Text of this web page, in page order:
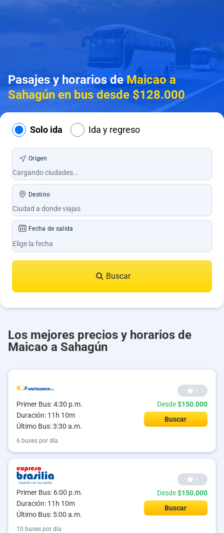
Pasajes y horarios deMaicao a
Sahagún en bus desde $128.000
Solo ida Ida y regreso
Origen
Destino
Fecha de salida
Buscar
Los mejores precios y horarios de
Maicao a Sahagún
Primer Bus: 4:30 p.m.
Duración: 11h 10m
Último Bus: 3:30 a.m.
--
Desde$150.000
Buscar
6 buses por día
Primer Bus: 6:00 p.m.
Duración: 11h 10m
Último Bus: 5:00 a.m.
--
Desde$150.000
Buscar
10 buses por día